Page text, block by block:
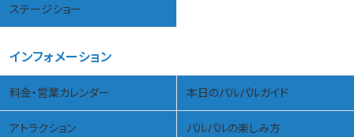
ステージショー
インフォメーション
料金・営業カレンダー 本日のパルパルガイド
アトラクション パルパルの楽しみ方